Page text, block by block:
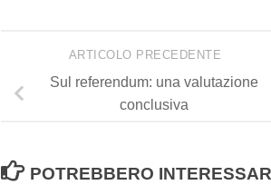
ARTICOLO PRECEDENTE
Sul referendum: una valutazione
conclusiva
POTREBBERO